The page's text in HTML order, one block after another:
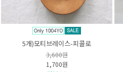
5개)모티브레이스-피콜로
3,600원
1,700원